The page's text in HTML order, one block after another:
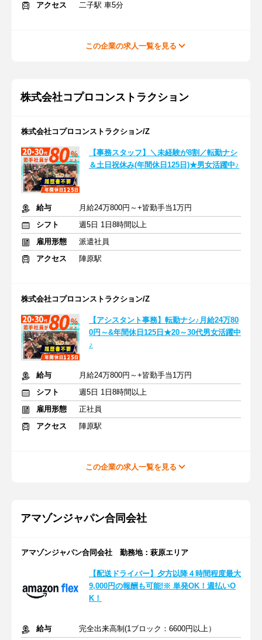
アクセス
二子駅 車5分
この企業の求人一覧を見る
株式会社コプロコンストラクション
株式会社コプロコンストラクション/Z
【事務スタッフ】＼未経験が8割／転勤ナシ
＆土日祝休み(年間休日125日)★男女活躍中♪
給与
月給24万800円～+皆勤手当1万円
シフト
週5日 1日8時間以上
雇用形態
派遣社員
アクセス
陣原駅
株式会社コプロコンストラクション/Z
【アシスタント事務】転勤ナシ♪月給24万80
0円～&年間休日125日★20～30代男女活躍中
♪
給与
月給24万800円～+皆勤手当1万円
シフト
週5日 1日8時間以上
雇用形態
正社員
アクセス
陣原駅
この企業の求人一覧を見る
アマゾンジャパン合同会社
アマゾンジャパン合同会社 勤務地：萩原エリア
【配送ドライバー】夕方以降４時間程度最大
9,000円の報酬も可能!※ 単発OK！週払いO
K！
給与 完全出来高制(1ブロック：6600円以上）